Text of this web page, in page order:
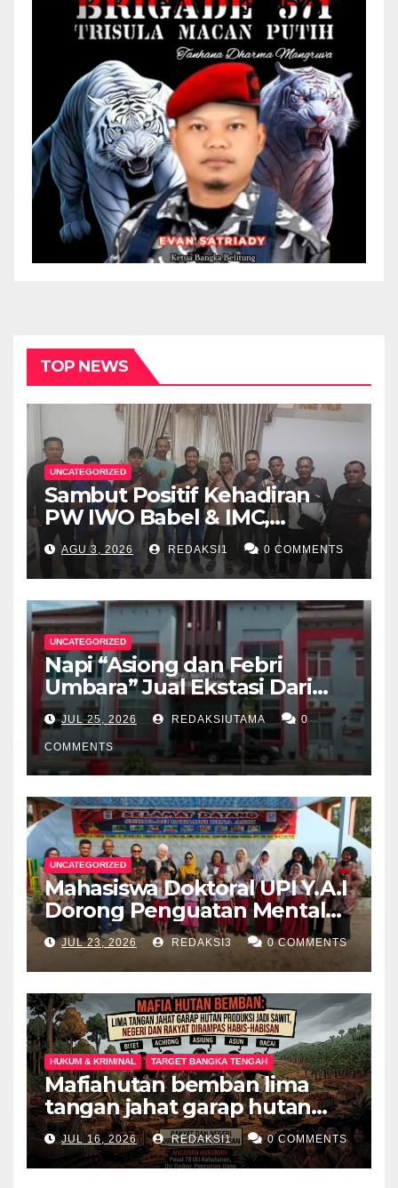
TOP NEWS
UNCATEGORIZED
Sambut Positif Kehadiran
PW IWO Babel & IMC,
Walikota Pangkalpinang
Apresiasi Peran Media Online
AGU 3, 2026 REDAKSI1 0 COMMENTS
UNCATEGORIZED
Napi “Asiong dan Febri
Umbara” Jual Ekstasi Dari
Dalam Lapas Rp 12 Juta/40
Butir
JUL 25, 2026 REDAKSIUTAMA 0
COMMENTS
UNCATEGORIZED
Mahasiswa Doktoral UPI Y.A.I
Dorong Penguatan Mental
Keluarga Anak
Berkebutuhan Khusus di
Palembang
JUL 23, 2026 REDAKSI3 0 COMMENTS
HUKUM & KRIMINAL TARGET BANGKA TENGAH
Mafiahutan bemban lima
tangan jahat garap hutan
produksi jadi perkebunan
sawit negeri dan rakyat
dirampas habis habisan
JUL 16, 2026 REDAKSI1 0 COMMENTS